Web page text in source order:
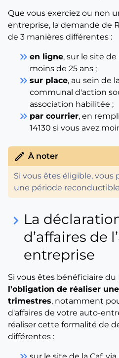
Que vous exerciez ou non
entreprise, la demande de
de 3 manières différentes :
keyboard_double_arrow_right en ligne, sur le site de
moins de 25 ans ;
keyboard_double_arrow_right sur place, au sein de
communal d'action
association habilitée ;
keyboard_double_arrow_right par courrier, en
14130 si vous avez
edit À noter
Si vous êtes éligible, vous
une période
keyboard_arrow_right La
d’affaires de
entreprise
Si vous êtes bénéficiaire du
l'obligation de réaliser
trimestres, notamment
d'affaires de votre auto-
réaliser cette formalité de
différentes :